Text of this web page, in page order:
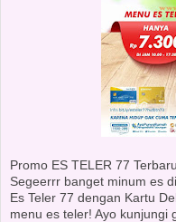
Promo ES TELER 77 Terbaru
Segeerrr banget minum es
Es Teler 77 dengan Kartu
menu es teler! Ayo kunjungi